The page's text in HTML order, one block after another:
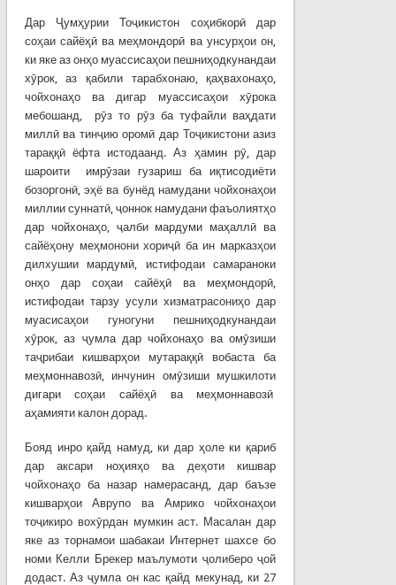
Дар Ҷумҳурии Тоҷикистон соҳибкорӣ дар
соҳаи сайёҳӣ ва меҳмондорӣ ва унсурҳои он,
ки яке аз онҳо муассисаҳои пешниҳодкунандаи
хӯрок, аз қабили тарабхонаю, қаҳвахонаҳо,
чойхонаҳо ва дигар муассисаҳои хӯрока
мебошанд, рӯз то рӯз ба туфайли ваҳдати
миллӣ ва тинҷию оромӣ дар Тоҷикистони азиз
тараққӣ ёфта истодаанд. Аз ҳамин рӯ, дар
шароити имрӯзаи гузариш ба иқтисодиёти
бозоргонӣ, эҳё ва бунёд намудани чойхонаҳои
миллии суннатӣ, ҷоннок намудани фаъолиятҳо
дар чойхонаҳо, ҷалби мардуми маҳаллӣ ва
сайёҳону меҳмонони хориҷӣ ба ин марказҳои
дилхушии мардумӣ, истифодаи самараноки
онҳо дар соҳаи сайёҳӣ ва меҳмондорӣ,
истифодаи тарзу усули хизматрасониҳо дар
муасисаҳои гуногуни пешниҳодкунандаи
хӯрок, аз ҷумла дар чойхонаҳо ва омӯзиши
таҷрибаи кишварҳои мутараққӣ вобаста ба
меҳмоннавозӣ, инчунин омӯзиши мушкилоти
дигари соҳаи сайёҳӣ ва меҳмоннавозӣ
аҳамияти калон дорад.
Бояд инро қайд намуд, ки дар ҳоле ки қариб
дар аксари ноҳияҳо ва деҳоти кишвар
чойхонаҳо ба назар намерасанд, дар баъзе
кишварҳои Аврупо ва Амрико чойхонаҳои
тоҷикиро вохӯрдан мумкин аст. Масалан дар
яке аз торнамои шабакаи Интернет шахсе бо
номи Келли Брекер маълумоти ҷолиберо ҷой
додаст. Аз ҷумла он кас қайд мекунад, ки 27